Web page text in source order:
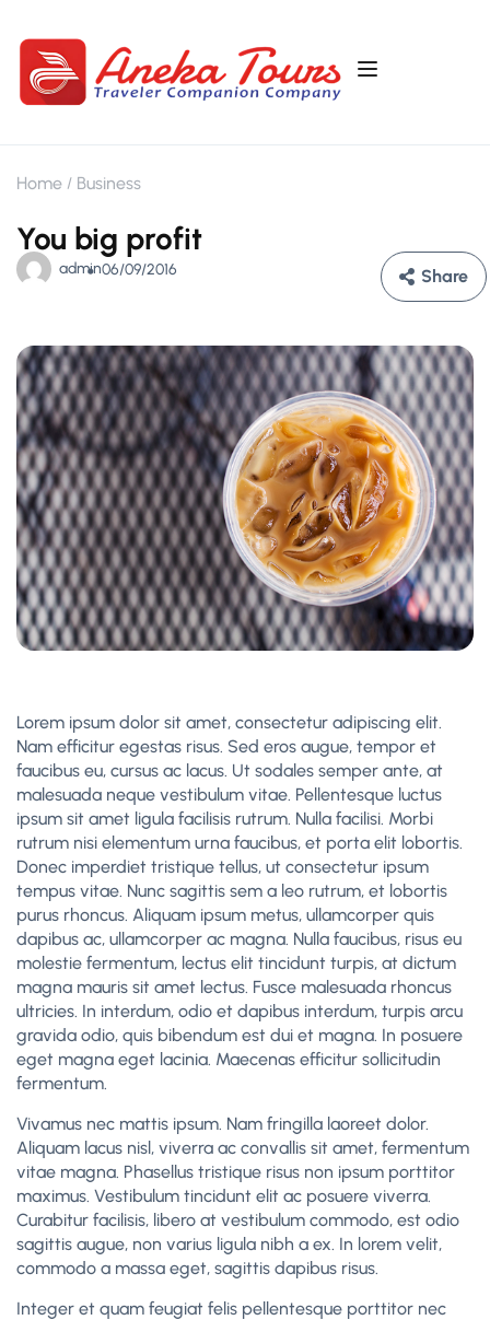
Home Business
You big profit
admin06/09/2016 Share
Lorem ipsum dolor sit amet, consectetur adipiscing elit.
Nam efficitur egestas risus. Sed eros augue, tempor et
faucibus eu, cursus ac lacus. Ut sodales semper ante, at
malesuada neque vestibulum vitae. Pellentesque luctus
ipsum sit amet ligula facilisis rutrum. Nulla facilisi. Morbi
rutrum nisi elementum urna faucibus, et porta elit lobortis.
Donec imperdiet tristique tellus, ut consectetur ipsum
tempus vitae. Nunc sagittis sem a leo rutrum, et lobortis
purus rhoncus. Aliquam ipsum metus, ullamcorper quis
dapibus ac, ullamcorper ac magna. Nulla faucibus, risus eu
molestie fermentum, lectus elit tincidunt turpis, at dictum
magna mauris sit amet lectus. Fusce malesuada rhoncus
ultricies. In interdum, odio et dapibus interdum, turpis arcu
gravida odio, quis bibendum est dui et magna. In posuere
eget magna eget lacinia. Maecenas efficitur sollicitudin
fermentum.
Vivamus nec mattis ipsum. Nam fringilla laoreet dolor.
Aliquam lacus nisl, viverra ac convallis sit amet, fermentum
vitae magna. Phasellus tristique risus non ipsum porttitor
maximus. Vestibulum tincidunt elit ac posuere viverra.
Curabitur facilisis, libero at vestibulum commodo, est odio
sagittis augue, non varius ligula nibh a ex. In lorem velit,
commodo a massa eget, sagittis dapibus risus.
Integer et quam feugiat felis pellentesque porttitor nec